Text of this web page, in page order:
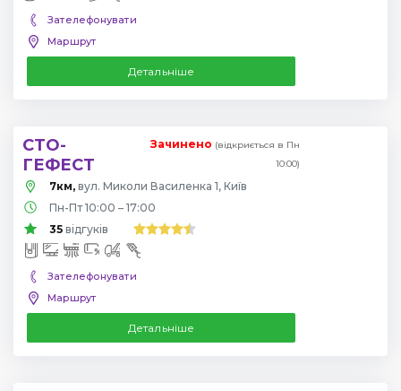
Зателефонувати
Маршрут
Детальніше
СТО-
ГЕФЕСТ
Зачинено (відкриється в Пн
10:00)
7км, вул. Миколи Василенка 1, Київ
Пн-Пт 10:00 – 17:00
35 відгуків
Зателефонувати
Маршрут
Детальніше